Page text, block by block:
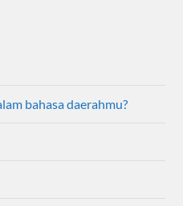
bahasa daerahmu?